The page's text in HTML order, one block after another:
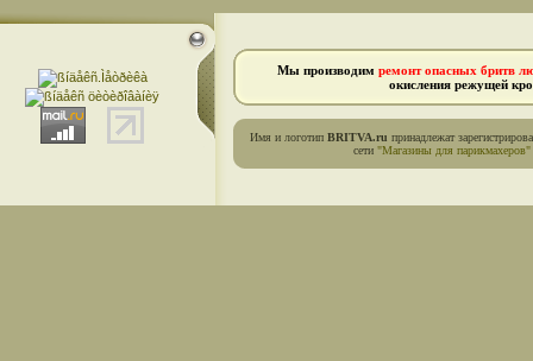
Мы производим ремонт опасных бритв
окисления режущей
Имя и логотип BRITVA.ru принадлежат
сети "Магазины для парикмахеров"